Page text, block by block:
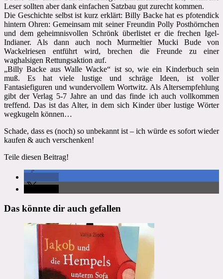
Leser sollten aber dank einfachen Satzbau gut zurecht kommen.
Die Geschichte selbst ist kurz erklärt: Billy Backe hat es pfotendick
hintern Ohren: Gemeinsam mit seiner Freundin Polly Posthörnchen
und dem geheimnisvollen Schrönk überlistet er die frechen Igel-
Indianer. Als dann auch noch Murmeltier Mucki Bude von
Wackelriesen entführt wird, brechen die Freunde zu einer
waghalsigen Rettungsaktion auf.
„Billy Backe aus Walle Wacke“ ist so, wie ein Kinderbuch sein
muß. Es hat viele lustige und schräge Ideen, ist voller
Fantasiefiguren und wundervollem Wortwitz. Als Altersempfehlung
gibt der Verlag 5-7 Jahre an und das finde ich auch vollkommen
treffend. Das ist das Alter, in dem sich Kinder über lustige Wörter
wegkugeln können…
Schade, dass es (noch) so unbekannt ist – ich würde es sofort wieder
kaufen & auch verschenken!
Teile diesen Beitrag!
Das könnte dir auch gefallen